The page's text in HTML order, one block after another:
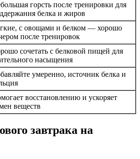
горсть после тренировки для
белка и жиров
с овощами и белком — хорошо
после тренировок
сочетать с белковой пищей для
насыщения
умеренно, источник белка и
восстановлению и ускоряет
веществ
завтрака на